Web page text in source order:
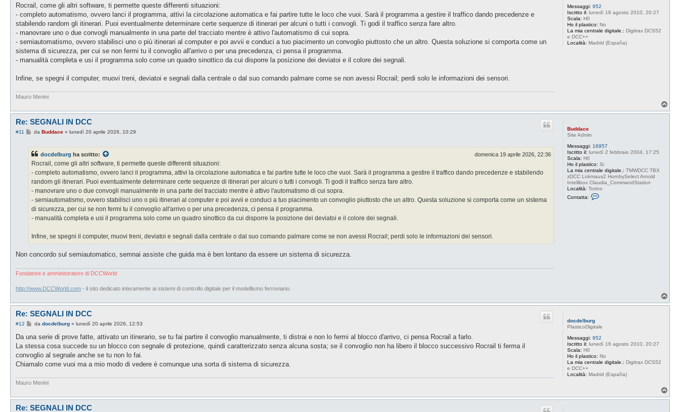
Messaggi: 952
Iscritto il: lunedì 16 agosto 2010, 20:27
Scala: H0
Ho il plastico: No
La mia centrale digitale.: Digitrax DCS52
e DCC++
Località: Madrid (España)
s
a
g
i
o
Rocrail, come gli altri software, ti permette queste differenti situazioni:
- completo automatismo, ovvero lanci il programma, attivi la circolazione automatica e fai partire tutte le loco che vuoi. Sarà il programma a gestire il traffico dando precedenze e
stabilendo random gli itinerari. Puoi eventualmente determinare certe sequenze di itinerari per alcuni o tutti i convogli. Ti godi il traffico senza fare altro.
- manovrare uno o due convogli manualmente in una parte del tracciato mentre è attivo l'automatismo di cui sopra.
- semiautomatismo, ovvero stabilisci uno o più itinerari al computer e poi avvii e conduci a tuo piacimento un convoglio piuttosto che un altro. Questa soluzione si comporta come un
sistema di sicurezza, per cui se non fermi tu il convoglio all'arrivo o per una precedenza, ci pensa il programma.
- manualità completa e usi il programma solo come un quadro sinottico da cui disporre la posizione dei deviatoi e il colore dei segnali.
Infine, se spegni il computer, muovi treni, deviatoi e segnali dalla centrale o dal suo comando palmare come se non avessi Rocrail; perdi solo le informazioni dei sensori.
Mauro Menini
o
Buddace
Site Admin
Messaggi: 16957
Iscritto il: lunedì 2 febbraio 2004, 17:25
Scala: H0
Ho il plastico: Si
La mia centrale digitale.: TMWDCC TBX
zDCC Lokmaus2 HornbySelect Arnold
Intellibox Claudia_CommandStation
Località: Torino
Contatta:
Re: SEGNALI IN DCC
#11
M
a
g
i
o
da Buddace» lunedì 20 aprile 2026, 10:29
docdelburg ha scritto: domenica 19 aprile 2026, 22:36
Rocrail, come gli altri software, ti permette queste differenti situazioni:
- completo automatismo, ovvero lanci il programma, attivi la circolazione automatica e fai partire tutte le loco che vuoi. Sarà il programma a gestire il traffico dando precedenze e stabilendo
random gli itinerari. Puoi eventualmente determinare certe sequenze di itinerari per alcuni o tutti i convogli. Ti godi il traffico senza fare altro.
- manovrare uno o due convogli manualmente in una parte del tracciato mentre è attivo l'automatismo di cui sopra.
- semiautomatismo, ovvero stabilisci uno o più itinerari al computer e poi avvii e conduci a tuo piacimento un convoglio piuttosto che un altro. Questa soluzione si comporta come un sistema
di sicurezza, per cui se non fermi tu il convoglio all'arrivo o per una precedenza, ci pensa il programma.
- manualità completa e usi il programma solo come un quadro sinottico da cui disporre la posizione dei deviatoi e il colore dei segnali.
Infine, se spegni il computer, muovi treni, deviatoi e segnali dalla centrale o dal suo comando palmare come se non avessi Rocrail; perdi solo le informazioni dei sensori.
Non concordo sul semiautomatico, semnai assiste che guida ma è ben lontano da essere un sistema di sicurezza.
Fondatore e amministratore di DCCWorld
http://www.DCCWorld.com - il sito dedicato interamente ai sistemi di controllo digitale per il modellismo ferroviario.
o
docdelburg
PlasticoDigitale
Messaggi: 952
Iscritto il: lunedì 16 agosto 2010, 20:27
Scala: H0
Ho il plastico: No
La mia centrale digitale.: Digitrax DCS52
e DCC++
Località: Madrid (España)
Re: SEGNALI IN DCC
#12
M
s
a
g
g
i
da docdelburg» lunedì 20 aprile 2026, 12:53
Da una serie di prove fatte, attivato un itinerario, se tu fai partire il convoglio manualmente, ti distrai e non lo fermi al blocco d'arrivo, ci pensa Rocrail a farlo.
La stessa cosa succede su un blocco con segnale di protezione, quindi caratterizzato senza alcuna sosta; se il convoglio non ha libero il blocco successivo Rocrail ti ferma il
convoglio al segnale anche se tu non lo fai.
Chiamalo come vuoi ma a mio modo di vedere è comunque una sorta di sistema di sicurezza.
Mauro Menini
o
Re: SEGNALI IN DCC